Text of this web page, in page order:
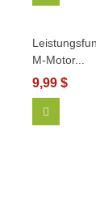
M-Motor...
9,99 $